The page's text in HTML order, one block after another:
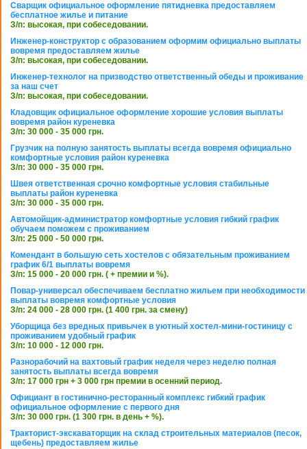
Сварщик официальное оформление пятидневка предоставляем
бесплатное жилье и питание
З/п: высокая, при собеседовании.
Инженер-конструктор с образованием оформим официально выплаты
вовремя предоставляем жилье
З/п: высокая, при собеседовании.
Инженер-технолог на призводство ответственный обеды и проживание
за наш счет
З/п: высокая, при собеседовании.
Кладовщик официальное оформление хорошие условия выплаты
вовремя район куреневка
З/п: 30 000 - 35 000 грн.
Грузчик на полную занятость выплаты всегда вовремя официально
комфортные условия район куреневка
З/п: 30 000 - 35 000 грн.
Швея ответственная срочно комфортные условия стабильные
выплаты район куреневка
З/п: 30 000 - 35 000 грн.
Автомойщик-администратор комфортные условия гибкий график
обучаем поможем с проживанием
З/п: 25 000 - 50 000 грн.
Комендант в большую сеть хостелов с обязательным проживанием
график 6/1 выплаты вовремя
З/п: 15 000 - 20 000 грн. ( + премии и %).
Повар-универсал обеспечиваем бесплатно жильем при необходимости
выплаты вовремя комфортные условия
З/п: 24 000 - 28 000 грн. (1 400 грн. за смену)
Уборщица без вредных привычек в уютный хостел-мини-гостиницу с
проживанием удобный график
З/п: 10 000 - 12 000 грн.
Разнорабочий на вахтовый график неделя через неделю полная
занятость выплаты всегда вовремя
З/п: 17 000 грн + 3 000 грн премии в осенний период.
Официант в гостинично-ресторанный комплекс гибкий график
официальное оформление с первого дня
З/п: 30 000 грн. (1 300 грн. в день + %).
Тракторист-экскаваторщик на склад строительных материалов (песок,
щебень) предоставляем жилье